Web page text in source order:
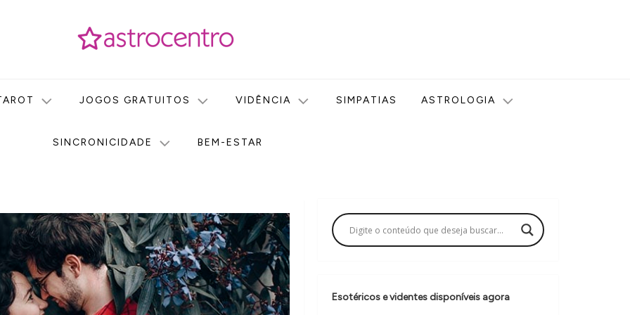
JOGOS GRATUITOS VIDÊNCIA SIMPATIAS ASTROLOGIA
SINCRONICIDADE BEM-ESTAR
Esotéricos e videntes disponíveis agora